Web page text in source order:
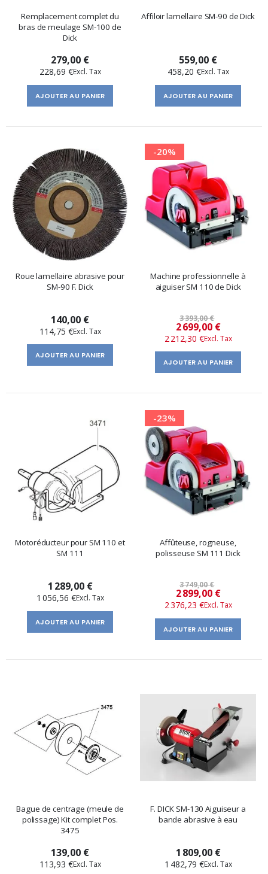
Remplacement complet du
bras de meulage SM-100 de
Dick
279,00 €
228,69 €
AJOUTER AU PANIER
Affiloir lamellaire SM-90 de Dick
559,00 €
458,20 €
AJOUTER AU PANIER
Roue lamellaire abrasive pour
SM-90 F. Dick
140,00 €
114,75 €
AJOUTER AU PANIER
-20%
Machine professionnelle à
aiguiser SM 110 de Dick
3 393,00 €
Prix
​​
spécial
2 699,00 €
2 212,30 €
AJOUTER AU PANIER
Motoréducteur pour SM 110 et
SM 111
1 289,00 €
1 056,56 €
AJOUTER AU PANIER
-23%
Affûteuse, rogneuse,
polisseuse SM 111 Dick
3 749,00 €
Prix
​​
spécial
2 899,00 €
2 376,23 €
AJOUTER AU PANIER
Bague de centrage (meule de
polissage) Kit complet Pos.
3475
139,00 €
113,93 €
F. DICK SM-130 Aiguiseur a
bande abrasive à eau
1 809,00 €
1 482,79 €